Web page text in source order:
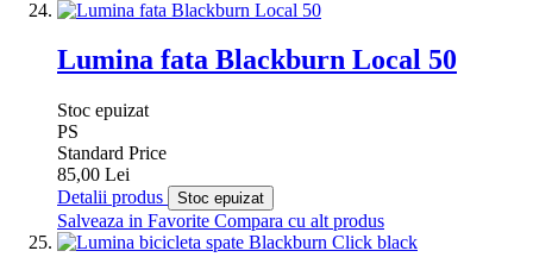
Lumina fata Blackburn Local 50
Stoc epuizat
PS
Standard Price
85,00 Lei
Detalii produs
Stoc epuizat
Salveaza in Favorite Compara cu alt produs